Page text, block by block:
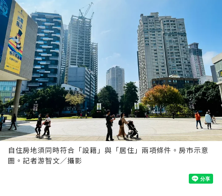
自住房地須同時符合「設籍」與「居住」兩項條件。房市示意
圖。記者游智文／攝影